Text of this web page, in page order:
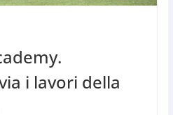
i lavori della